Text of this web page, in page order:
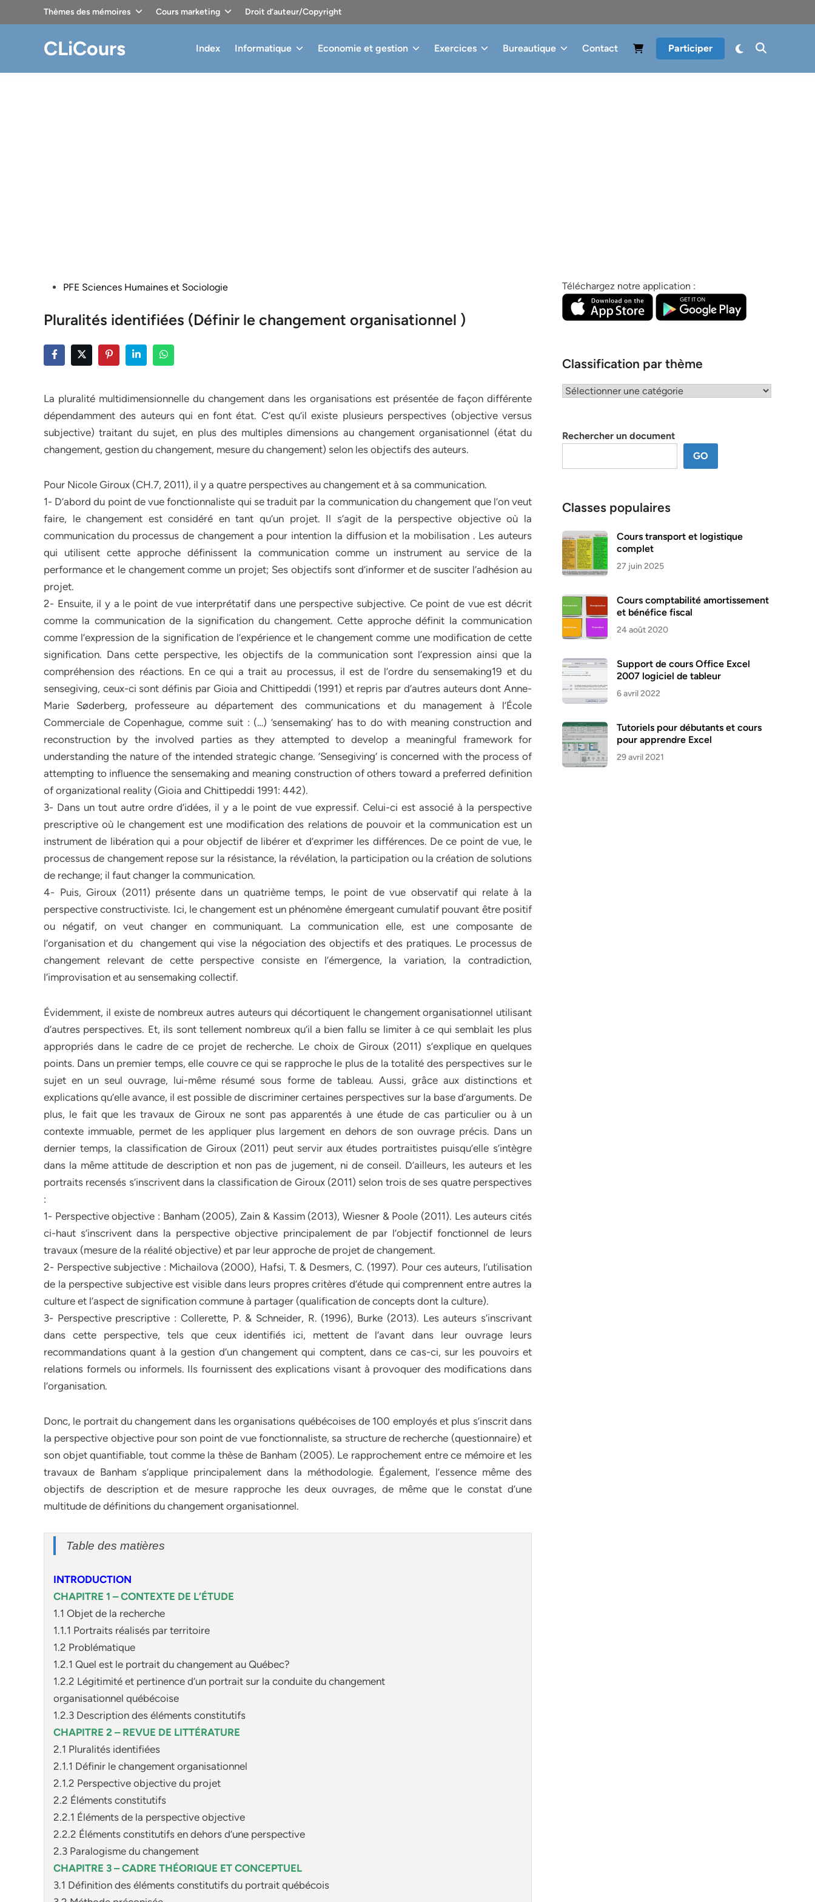
Thèmes des mémoires Cours marketing Droit d’auteur/Copyright
CLiCours Index Informatique Economie et gestion Exercices Bureautique Contact Participer
PostedPFE Sciences Humaines et Sociologie
Pluralités identifiées (Définir le changement organisationnel )
La pluralité multidimensionnelle du changement dans les organisations est présentée de façon différente
dépendamment des auteurs qui en font état. C’est qu’il existe plusieurs perspectives (objective versus
subjective) traitant du sujet, en plus des multiples dimensions au changement organisationnel (état du
changement, gestion du changement, mesure du changement) selon les objectifs des auteurs.
Pour Nicole Giroux (CH.7, 2011), il y a quatre perspectives au changement et à sa communication.
1- D’abord du point de vue fonctionnaliste qui se traduit par la communication du changement que l’on veut
faire, le changement est considéré en tant qu’un projet. Il s’agit de la perspective objective où la
communication du processus de changement a pour intention la diffusion et la mobilisation . Les auteurs
qui utilisent cette approche définissent la communication comme un instrument au service de la
performance et le changement comme un projet; Ses objectifs sont d’informer et de susciter l’adhésion au
projet.
2- Ensuite, il y a le point de vue interprétatif dans une perspective subjective. Ce point de vue est décrit
comme la communication de la signification du changement. Cette approche définit la communication
comme l’expression de la signification de l’expérience et le changement comme une modification de cette
signification. Dans cette perspective, les objectifs de la communication sont l’expression ainsi que la
compréhension des réactions. En ce qui a trait au processus, il est de l’ordre du sensemaking19 et du
sensegiving, ceux-ci sont définis par Gioia and Chittipeddi (1991) et repris par d’autres auteurs dont Anne-
Marie Søderberg, professeure au département des communications et du management à l’École
Commerciale de Copenhague, comme suit : (…) ’sensemaking’ has to do with meaning construction and
reconstruction by the involved parties as they attempted to develop a meaningful framework for
understanding the nature of the intended strategic change. ’Sensegiving’ is concerned with the process of
attempting to influence the sensemaking and meaning construction of others toward a preferred definition
of organizational reality (Gioia and Chittipeddi 1991: 442).
3- Dans un tout autre ordre d’idées, il y a le point de vue expressif. Celui-ci est associé à la perspective
prescriptive où le changement est une modification des relations de pouvoir et la communication est un
instrument de libération qui a pour objectif de libérer et d’exprimer les différences. De ce point de vue, le
processus de changement repose sur la résistance, la révélation, la participation ou la création de solutions
de rechange; il faut changer la communication.
4- Puis, Giroux (2011) présente dans un quatrième temps, le point de vue observatif qui relate à la
perspective constructiviste. Ici, le changement est un phénomène émergeant cumulatif pouvant être positif
ou négatif, on veut changer en communiquant. La communication elle, est une composante de
l’organisation et du changement qui vise la négociation des objectifs et des pratiques. Le processus de
changement relevant de cette perspective consiste en l’émergence, la variation, la contradiction,
l’improvisation et au sensemaking collectif.
Évidemment, il existe de nombreux autres auteurs qui décortiquent le changement organisationnel utilisant
d’autres perspectives. Et, ils sont tellement nombreux qu’il a bien fallu se limiter à ce qui semblait les plus
appropriés dans le cadre de ce projet de recherche. Le choix de Giroux (2011) s’explique en quelques
points. Dans un premier temps, elle couvre ce qui se rapproche le plus de la totalité des perspectives sur le
sujet en un seul ouvrage, lui-même résumé sous forme de tableau. Aussi, grâce aux distinctions et
explications qu’elle avance, il est possible de discriminer certaines perspectives sur la base d’arguments. De
plus, le fait que les travaux de Giroux ne sont pas apparentés à une étude de cas particulier ou à un
contexte immuable, permet de les appliquer plus largement en dehors de son ouvrage précis. Dans un
dernier temps, la classification de Giroux (2011) peut servir aux études portraitistes puisqu’elle s’intègre
dans la même attitude de description et non pas de jugement, ni de conseil. D’ailleurs, les auteurs et les
portraits recensés s’inscrivent dans la classification de Giroux (2011) selon trois de ses quatre perspectives
:
1- Perspective objective : Banham (2005), Zain & Kassim (2013), Wiesner & Poole (2011). Les auteurs cités
ci-haut s’inscrivent dans la perspective objective principalement de par l’objectif fonctionnel de leurs
travaux (mesure de la réalité objective) et par leur approche de projet de changement.
2- Perspective subjective : Michailova (2000), Hafsi, T. & Desmers, C. (1997). Pour ces auteurs, l’utilisation
de la perspective subjective est visible dans leurs propres critères d’étude qui comprennent entre autres la
culture et l’aspect de signification commune à partager (qualification de concepts dont la culture).
3- Perspective prescriptive : Collerette, P. & Schneider, R. (1996), Burke (2013). Les auteurs s’inscrivant
dans cette perspective, tels que ceux identifiés ici, mettent de l’avant dans leur ouvrage leurs
recommandations quant à la gestion d’un changement qui comptent, dans ce cas-ci, sur les pouvoirs et
relations formels ou informels. Ils fournissent des explications visant à provoquer des modifications dans
l’organisation.
Donc, le portrait du changement dans les organisations québécoises de 100 employés et plus s’inscrit dans
la perspective objective pour son point de vue fonctionnaliste, sa structure de recherche (questionnaire) et
son objet quantifiable, tout comme la thèse de Banham (2005). Le rapprochement entre ce mémoire et les
travaux de Banham s’applique principalement dans la méthodologie. Également, l’essence même des
objectifs de description et de mesure rapproche les deux ouvrages, de même que le constat d’une
multitude de définitions du changement organisationnel.
Table des matières
INTRODUCTION
CHAPITRE 1 – CONTEXTE DE L’ÉTUDE
1.1 Objet de la recherche
1.1.1 Portraits réalisés par territoire
1.2 Problématique
1.2.1 Quel est le portrait du changement au Québec?
1.2.2 Légitimité et pertinence d’un portrait sur la conduite du changement
organisationnel québécoise
1.2.3 Description des éléments constitutifs
CHAPITRE 2 – REVUE DE LITTÉRATURE
2.1 Pluralités identifiées
2.1.1 Définir le changement organisationnel
2.1.2 Perspective objective du projet
2.2 Éléments constitutifs
2.2.1 Éléments de la perspective objective
2.2.2 Éléments constitutifs en dehors d’une perspective
2.3 Paralogisme du changement
CHAPITRE 3 – CADRE THÉORIQUE ET CONCEPTUEL
3.1 Définition des éléments constitutifs du portrait québécois
Téléchargez notre application :
Classification par thème
Classification
Rechercher un document
GO
Classes populaires
Cours transport et logistique
complet
27 juin 2025
Cours comptabilité amortissement
et bénéfice fiscal
24 août 2020
Support de cours Office Excel
2007 logiciel de tableur
6 avril 2022
Tutoriels pour débutants et cours
pour apprendre Excel
29 avril 2021